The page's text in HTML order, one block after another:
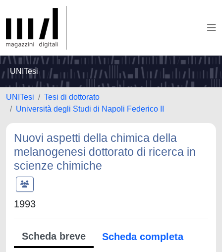
UNITesi
UNITesi
Tesi di dottorato
Università degli Studi di Napoli Federico II
Nuovi aspetti della chimica della
melanogenesi dottorato di ricerca in
scienze chimiche
1993
Scheda breve
Scheda completa